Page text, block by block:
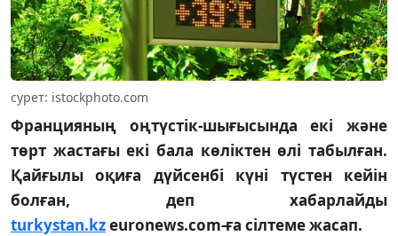
сурет: istockphoto.com
Францияның оңтүстік-шығысында екі және
төрт жастағы екі бала көліктен өлі табылған.
Қайғылы оқиға дүйсенбі күні түстен кейін
болған, деп хабарлайды
turkystan.kzeuronews.com-ға сілтеме жасап.